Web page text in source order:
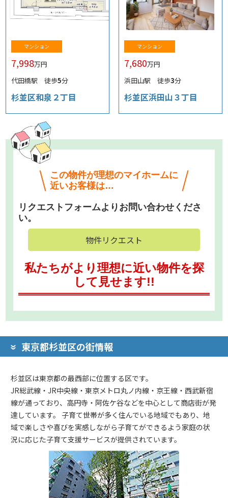
マンション
7,998万円
代田橋駅 徒歩5分
杉並区和泉２丁目
マンション
7,680万円
浜田山駅 徒歩3分
杉並区浜田山３丁目
この物件が理想のマイホームに
近いお客様は…
リクエストフォームよりお問い合わせくださ
い。
物件リクエスト
私たちがより理想に近い物件を探
して見せます!!
東京都杉並区の街情報
杉並区は東京都の最西部に位置する区です。
JR総武線・JR中央線・東京メトロ丸ノ内線・京王線・西武新宿
線が通っており、高円寺・阿佐ケ谷などを中心として商店街が発
達しています。 子育て世帯が多く住んでいる地域でもあり、地
域で楽しさや喜びを実感しながら子育てができるよう家庭の状
況に応じた子育て支援サービスが提供されています。